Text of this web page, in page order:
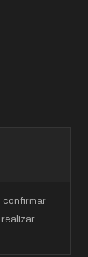
confirmar